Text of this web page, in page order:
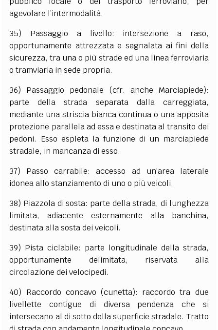
agevolare l’intermodalità.
35) Passaggio a livello: intersezione a raso,
opportunamente attrezzata e segnalata ai fini della
sicurezza, tra una o più strade ed una linea ferroviaria
o tramviaria in sede propria.
36) Passaggio pedonale (cfr. anche Marciapiede):
parte della strada separata dalla carreggiata,
mediante una striscia bianca continua o una apposita
protezione parallela ad essa e destinata al transito dei
pedoni. Esso espleta la funzione di un marciapiede
stradale, in mancanza di esso.
37) Passo carrabile: accesso ad un’area laterale
idonea allo stanziamento di uno o più veicoli.
38) Piazzola di sosta: parte della strada, di lunghezza
limitata, adiacente esternamente alla banchina,
destinata alla sosta dei veicoli.
39) Pista ciclabile: parte longitudinale della strada,
opportunamente delimitata, riservata alla
circolazione dei velocipedi.
40) Raccordo concavo (cunetta): raccordo tra due
livellette contigue di diversa pendenza che si
intersecano al di sotto della superficie stradale. Tratto